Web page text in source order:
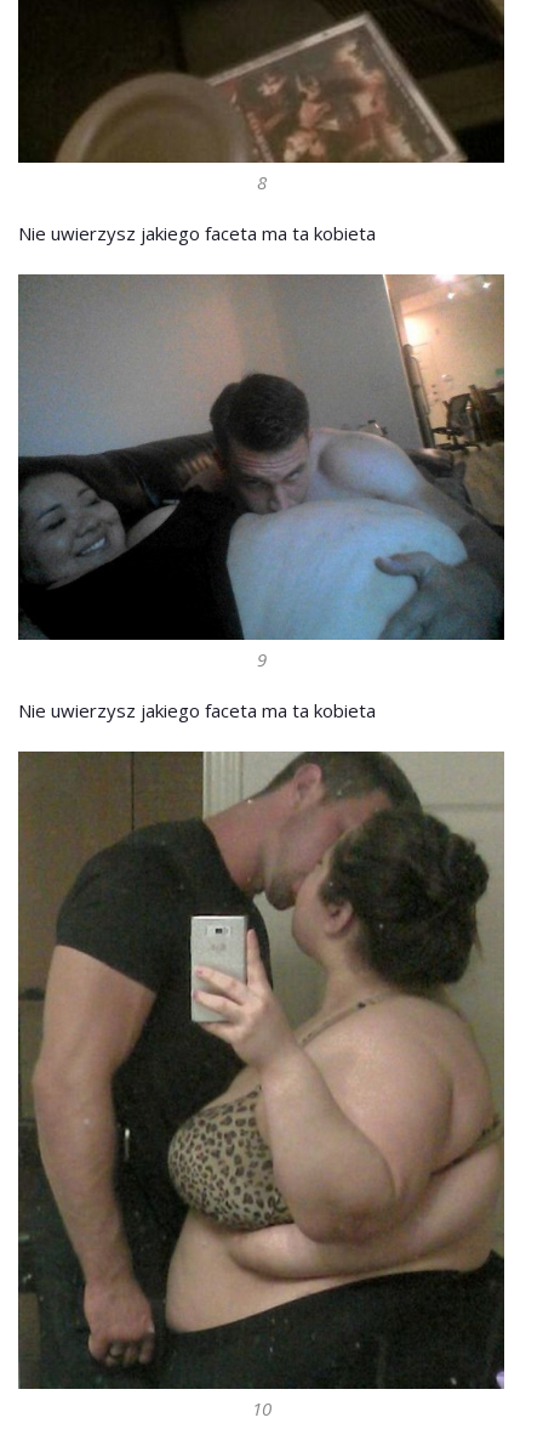
8
Nie uwierzysz jakiego faceta ma ta kobieta
9
Nie uwierzysz jakiego faceta ma ta kobieta
10